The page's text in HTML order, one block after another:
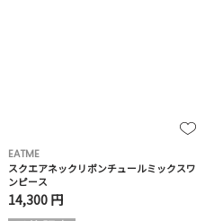
EATME
スクエアネックリボンチュールミックスワ
ンピース
14,300 円